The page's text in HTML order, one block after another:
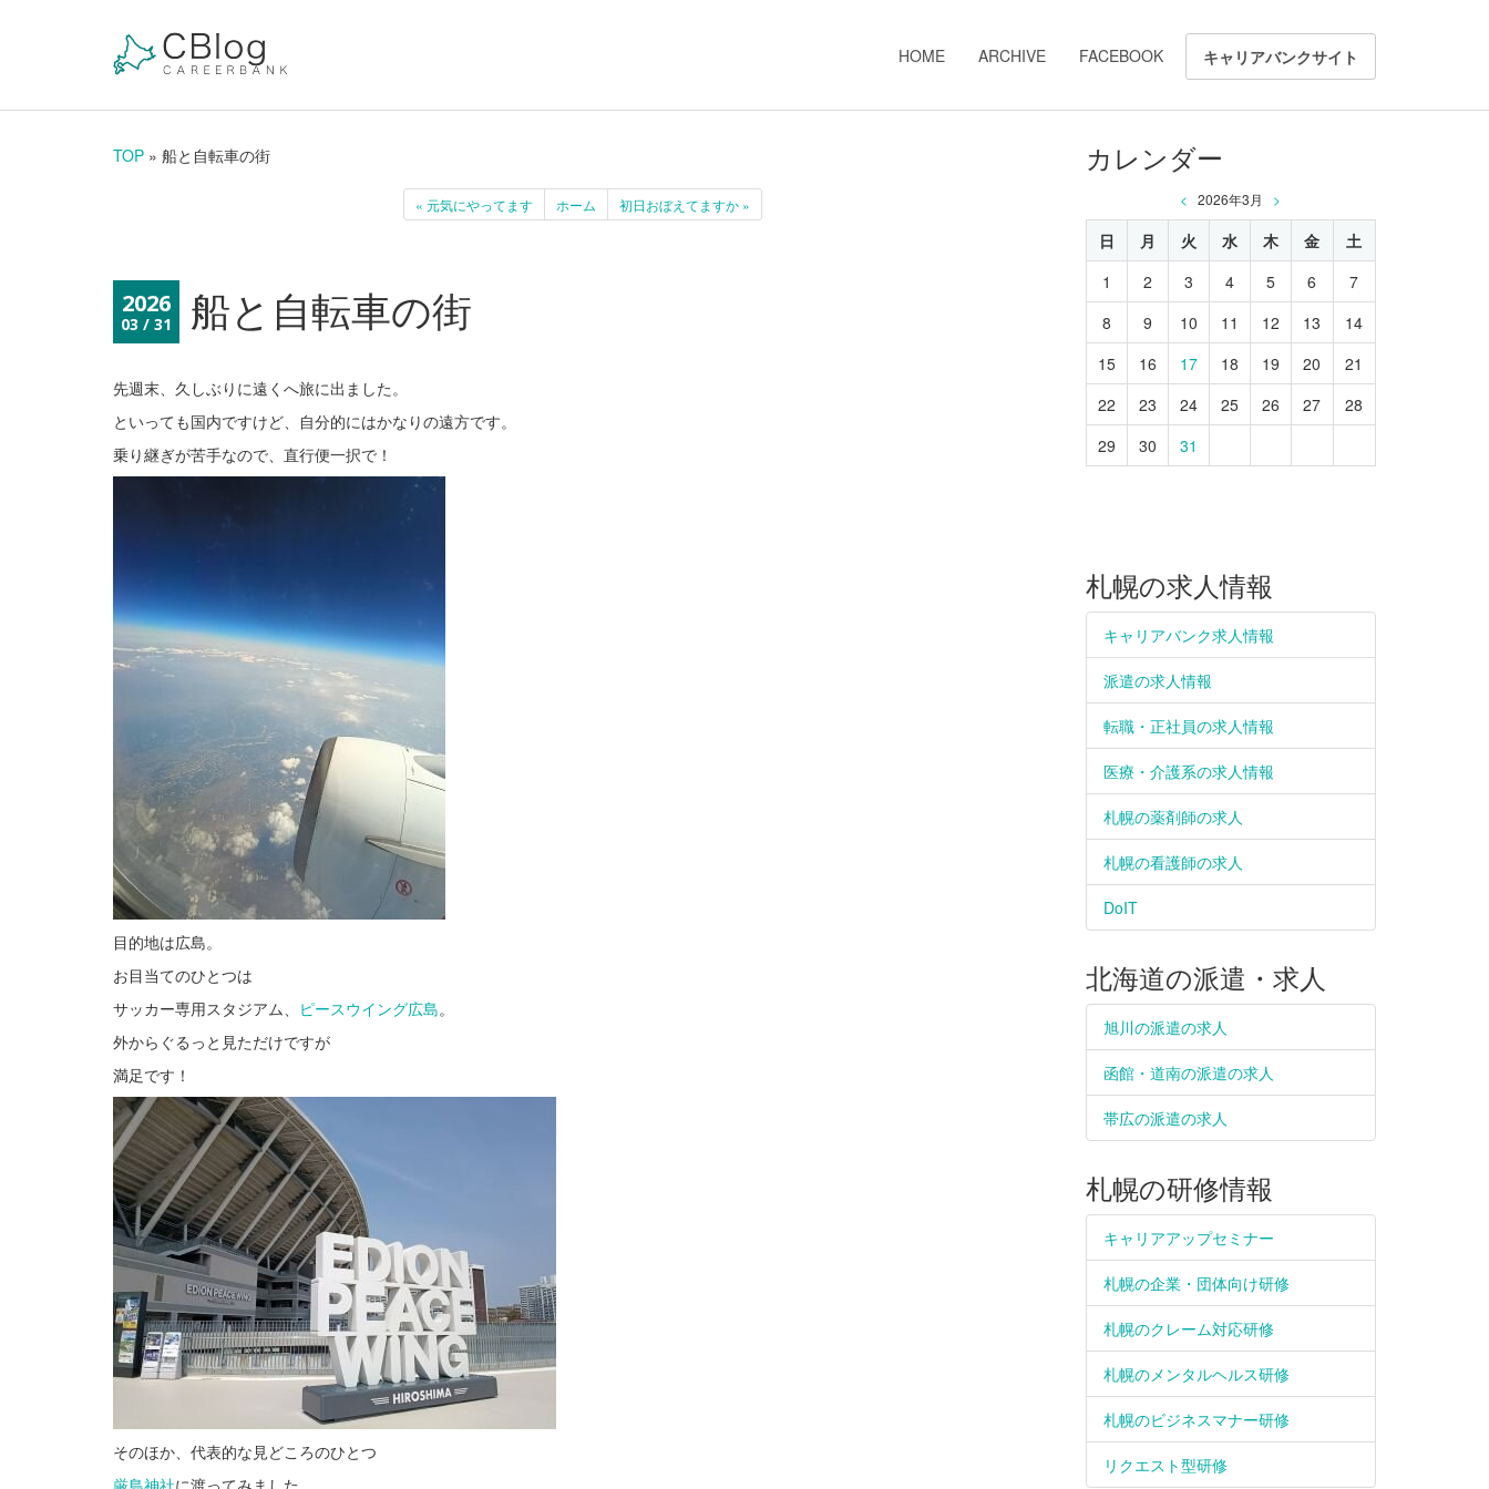
HOME ARCHIVE FACEBOOK キャリアバンクサイト
TOP » 船と自転車の街
« 元気にやってます ホーム 初日おぼえてますか »
2026
03 / 31 船と自転車の街
先週末、久しぶりに遠くへ旅に出ました。
といっても国内ですけど、自分的にはかなりの遠方です。
乗り継ぎが苦手なので、直行便一択で！
目的地は広島。
お目当てのひとつは
サッカー専用スタジアム、 ピースウイング広島。
外からぐるっと見ただけですが
満足です！
そのほか、代表的な見どころのひとつ
厳島神社に渡ってみました。
カレンダー
< 2026年3月 >
日 月 火 水 木 金
土
1
2 3 4 5 6
7
8
9 10 11 12 13
14
15
16 17 18 19 20
21
22
23 24 25 26 27
28
29
30 31
札幌の求人情報
キャリアバンク求人情報
派遣の求人情報
転職・正社員の求人情報
医療・介護系の求人情報
札幌の薬剤師の求人
札幌の看護師の求人
DoIT
北海道の派遣・求人
旭川の派遣の求人
函館・道南の派遣の求人
帯広の派遣の求人
札幌の研修情報
キャリアアップセミナー
札幌の企業・団体向け研修
札幌のクレーム対応研修
札幌のメンタルヘルス研修
札幌のビジネスマナー研修
リクエスト型研修